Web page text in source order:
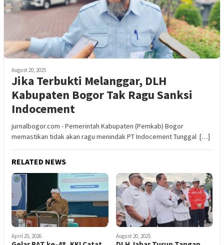
August 20, 2025
Jika Terbukti Melanggar, DLH
Kabupaten Bogor Tak Ragu Sanksi
Indocement
jurnalbogor.com - Pemerintah Kabupaten (Pemkab) Bogor
memastikan tidak akan ragu menindak PT Indocement Tunggal […]
RELATED NEWS
April 25, 2026 August 20, 2025